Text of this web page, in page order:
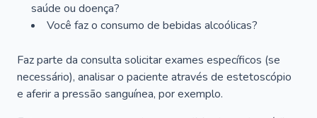
saúde ou doença?
Você faz o consumo de bebidas alcoólicas?
Faz parte da consulta solicitar exames específicos (se
necessário), analisar o paciente através de estetoscópio
e aferir a pressão sanguínea, por exemplo.